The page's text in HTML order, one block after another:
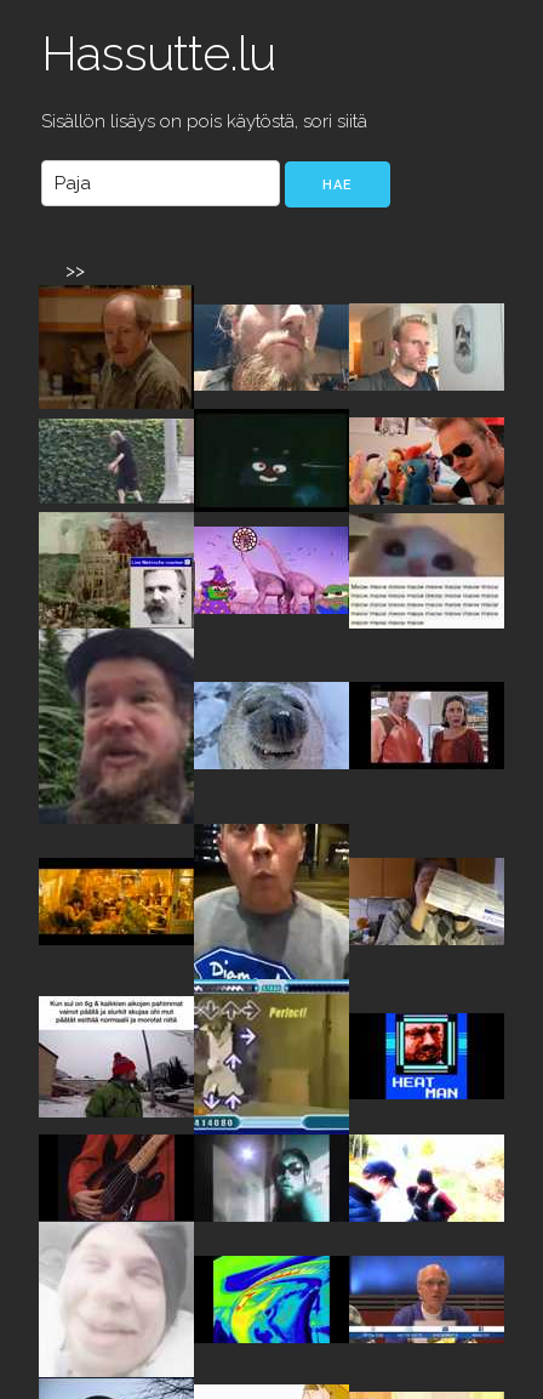
Hassutte.lu
Sisällön lisäys on pois käytöstä, sori siitä
>>